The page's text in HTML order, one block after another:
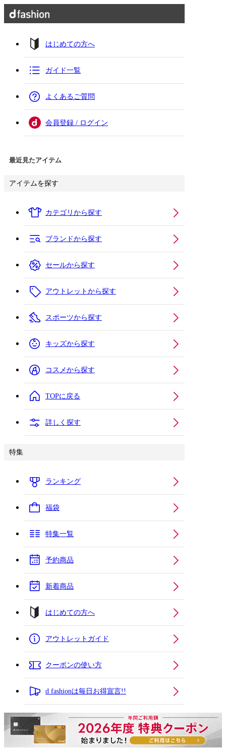
はじめての方へ
ガイド一覧
よくあるご質問
会員登録 / ログイン
最近見たアイテム
アイテムを探す
カテゴリから探す
ブランドから探す
セールから探す
アウトレットから探す
スポーツから探す
キッズから探す
コスメから探す
TOPに戻る
詳しく探す
特集
ランキング
福袋
特集一覧
予約商品
新着商品
はじめての方へ
アウトレットガイド
クーポンの使い方
d fashionは毎日お得宣言!!